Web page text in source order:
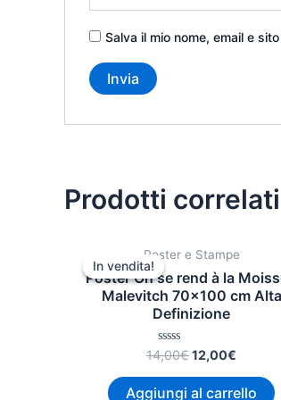
Salva il mio nome, email e
Prodotti correlati
In vendita!
In vendita!
Poster e Stampe
Poster On se rend à la
Malevitch 70×100 cm Alta
Definizione
Valutato
0
su
5
14,00€
prezzo
originale
era:
14,00€.
12,00€
prezzo
attuale
è:
12,00€.
Aggiungi al carrello